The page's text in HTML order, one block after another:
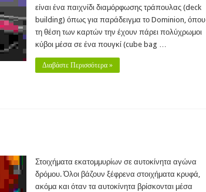
είναι ένα παιχνίδι διαμόρφωσης τράπουλας (deck
building) όπως για παράδειγμα το Dominion, όπου
τη θέση των καρτών την έχουν πάρει πολύχρωμοι
κύβοι μέσα σε ένα πουγκί (cube bag …
Διαβάστε Περισσότερα »
Στοιχήματα εκατομμυρίων σε αυτοκίνητα αγώνα
δρόμου. Όλοι βάζουν ξέφρενα στοιχήματα κρυφά,
ακόμα και όταν τα αυτοκίνητα βρίσκονται μέσα